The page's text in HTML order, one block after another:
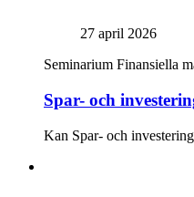
27 april 2026
Seminarium Finansiella
Spar- och
Kan Spar- och